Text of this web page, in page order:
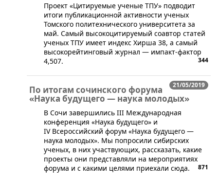
​Проект «Цитируемые ученые ТПУ» подводит
итоги публикационной активности ученых
Томского политехнического университета за
май. Самый высокоцитируемый соавтор статей
ученых ТПУ имеет индекс Хирша 38, а самый
высокорейтинговый журнал — импакт-фактор
4,507.
344
21/05/2019
По итогам сочинского форума
«Наука будущего — наука молодых»
​В Сочи завершились III Международная
конференция «Наука будущего» и
IV Всероссийский форум «Наука будущего —
наука молодых». Мы попросили сибирских
ученых, в них участвующих, рассказать, какие
проекты они представляли на мероприятиях
форума и с какими целями приехали сюда.
871